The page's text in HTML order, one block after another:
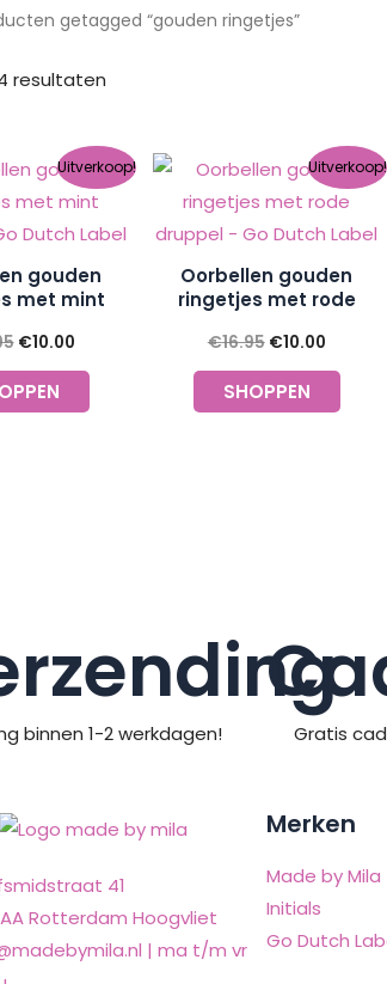
getagged “gouden ringetjes”
resultaten
Gesorteerd
op
Uitverkoop!
gouden
met mint
Oorspronkelijke
prijs
was:
€16.95.
€10.00
Huidige
prijs
is:
€10.00.
Uitverkoop!
Oorbellen gouden
ringetjes met rode
Label
€16.95
prijs
was:
€16.95.
€10.00
Huidige
prijs
is:
€10.00.
SHOPPEN
binnen 1-2 werkdagen! Gratis
41
Rotterdam Hoogvliet
| ma t/m vr
Merken
Made by Mila
Initials
Go Dutch